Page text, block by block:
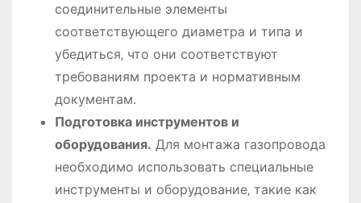
соединительные элементы
соответствующего диаметра и типа и
убедиться‚ что они соответствуют
требованиям проекта и нормативным
документам․
Подготовка инструментов и
оборудования․ Для монтажа газопровода
необходимо использовать специальные
инструменты и оборудование‚ такие как